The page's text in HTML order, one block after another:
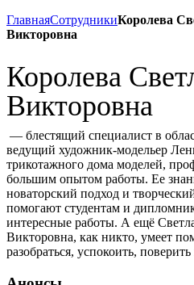
ГлавнаяСотрудникиКоролева
Викторовна
Королева
Викторовна
— блестящий специалист в
ведущий художник-модельер
трикотажного дома моделей,
большим опытом работы. Ее
новаторский подход и
помогают студентам и
интересные работы. А ещё
Викторовна, как никто, умеет
разобраться, успокоить, поверить